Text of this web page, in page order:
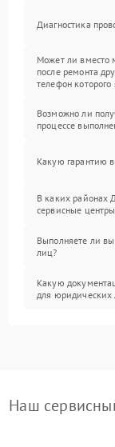
Диагностика
Может ли вместо
после ремонта
телефон
Возможно ли
процессе
Какую гарантию
В каких районах
сервисные
Выполняете ли
лиц?
Какую
для юридических
Наш